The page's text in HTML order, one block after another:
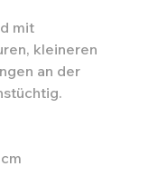
mit
kleineren
an der